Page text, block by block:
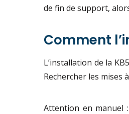
de fin de support,
Comment
L’installation de la
Rechercher les mises
Attention en manuel